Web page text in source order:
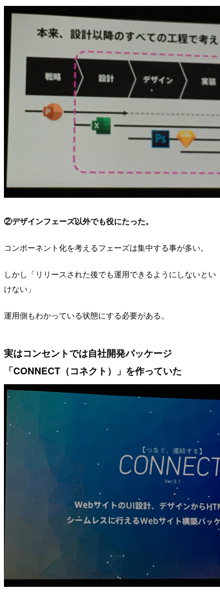
②デザインフェーズ以外でも役にたった。
コンポーネント化を考えるフェーズは集中する事が多い。
しかし「リリースされた後でも運用できるようにしないとい
けない」
運用側もわかっている状態にする必要がある。
実はコンセントでは自社開発パッケージ
「CONNECT（コネクト）」を作っていた